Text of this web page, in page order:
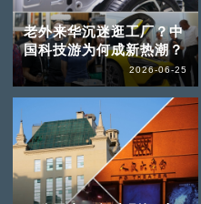
老外来华沉迷逛工厂？中
国科技游为何成新热潮？
2026-06-25